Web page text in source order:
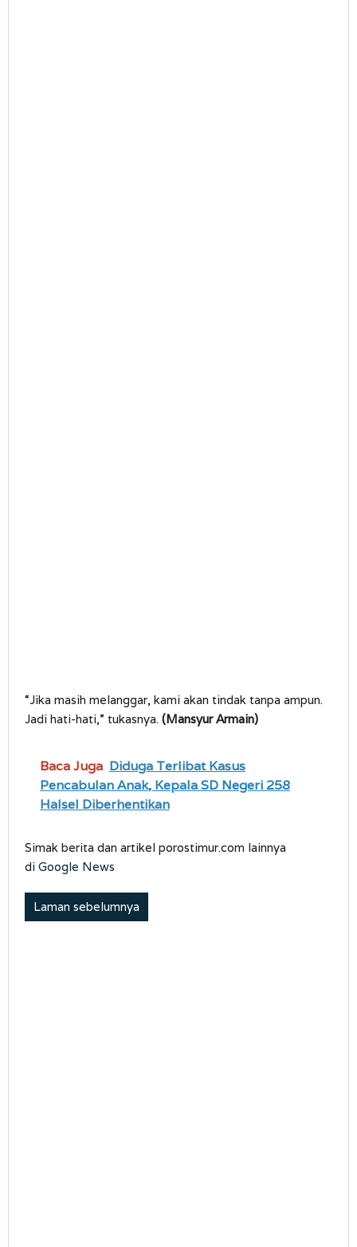
“Jika masih melanggar, kami akan tindak tanpa ampun.
Jadi hati-hati,” tukasnya. (Mansyur Armain)
Baca Juga Diduga Terlibat Kasus
Pencabulan Anak, Kepala SD Negeri 258
Halsel Diberhentikan
Simak berita dan artikel porostimur.com lainnya
di Google News
Laman sebelumnya